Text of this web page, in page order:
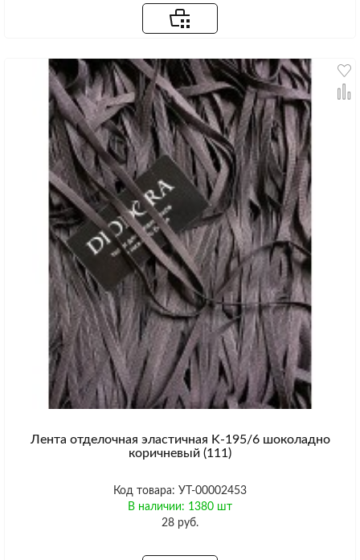
Лента отделочная эластичная K-195/6 шоколадно
коричневый (111)
Код товара: УТ-00002453
В наличии: 1380 шт
28 руб.